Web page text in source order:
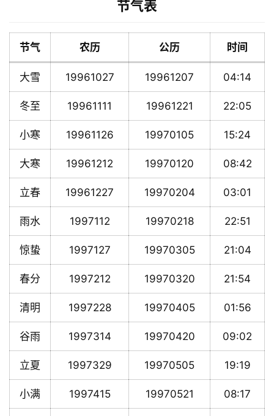
节气表
节气 农历 公历 时间
大雪 19961027 19961207 04:14
冬至 19961111 19961221 22:05
小寒 19961126 19970105 15:24
大寒 19961212 19970120 08:42
立春 19961227 19970204 03:01
雨水 1997112 19970218 22:51
惊蛰 1997127 19970305 21:04
春分 1997212 19970320 21:54
清明 1997228 19970405 01:56
谷雨 1997314 19970420 09:02
立夏 1997329 19970505 19:19
小满 1997415 19970521 08:17